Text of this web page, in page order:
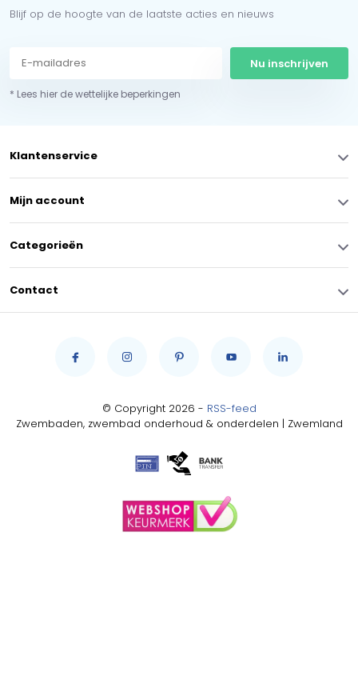
Blijf op de hoogte van de laatste acties en nieuws
Nu inschrijven
* Lees hier de wettelijke beperkingen
Klantenservice
Mijn account
Categorieën
Contact
© Copyright 2026 - RSS-feed
Zwembaden, zwembad onderhoud & onderdelen | Zwemland